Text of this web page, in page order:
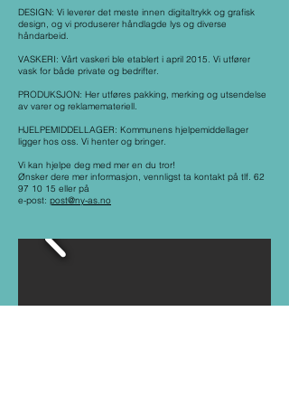
DESIGN: Vi leverer det meste innen digitaltrykk og grafisk
design, og vi produserer håndlagde lys og diverse
håndarbeid.
VASKERI: Vårt vaskeri ble etablert i april 2015. Vi utfører
vask for både private og bedrifter.
PRODUKSJON: Her utføres pakking, merking og utsendelse
av varer og reklamemateriell.
HJELPEMIDDELLAGER: Kommunens hjelpemiddellager
ligger hos oss. Vi henter og bringer.
Vi kan hjelpe deg med mer en du tror!
Ønsker dere mer informasjon, vennligst ta kontakt på tlf. 62
97 10 15 eller på
e-post: post@ny-as.no